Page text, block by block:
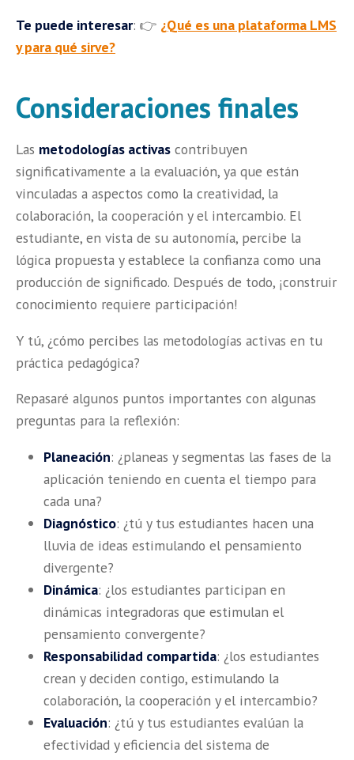
Te puede interesar: 👉 ¿Qué es una plataforma LMS
y para qué sirve?
Consideraciones finales
Las metodologías activas contribuyen
significativamente a la evaluación, ya que están
vinculadas a aspectos como la creatividad, la
colaboración, la cooperación y el intercambio. El
estudiante, en vista de su autonomía, percibe la
lógica propuesta y establece la confianza como una
producción de significado. Después de todo, ¡construir
conocimiento requiere participación!
Y tú, ¿cómo percibes las metodologías activas en tu
práctica pedagógica?
Repasaré algunos puntos importantes con algunas
preguntas para la reflexión:
Planeación: ¿planeas y segmentas las fases de la
aplicación teniendo en cuenta el tiempo para
cada una?
Diagnóstico: ¿tú y tus estudiantes hacen una
lluvia de ideas estimulando el pensamiento
divergente?
Dinámica: ¿los estudiantes participan en
dinámicas integradoras que estimulan el
pensamiento convergente?
Responsabilidad compartida: ¿los estudiantes
crean y deciden contigo, estimulando la
colaboración, la cooperación y el intercambio?
Evaluación: ¿tú y tus estudiantes evalúan la
efectividad y eficiencia del sistema de